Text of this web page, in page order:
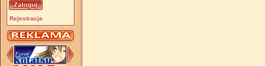
Rejestracja